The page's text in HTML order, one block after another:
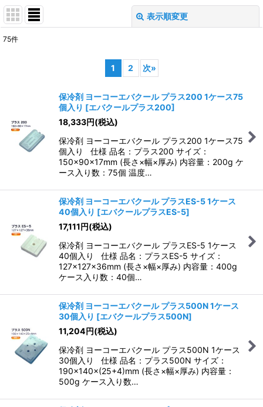
表示順変更
絞り込む
75件
1 2 次»
保冷剤 ヨーコーエバクール プラス200 1ケース75
個入り [エバクールプラス200]
18,333円(税込)
保冷剤 ヨーコーエバクール プラス200 1ケース75
個入り 仕様 品名：プラス200 サイズ：
150×90×17mm (長さ×幅×厚み) 内容量：200g ケ
ース入り数：75個 温度…
保冷剤 ヨーコーエバクール プラスES-5 1ケース
40個入り [エバクールプラスES-5]
17,111円(税込)
保冷剤 ヨーコーエバクール プラスES-5 1ケース
40個入り 仕様 品名：プラスES-5 サイズ：
127×127×36mm (長さ×幅×厚み) 内容量：400g
ケース入り数：40個…
保冷剤 ヨーコーエバクール プラス500N 1ケース
30個入り [エバクールプラス500N]
11,204円(税込)
保冷剤 ヨーコーエバクール プラス500N 1ケース
30個入り 仕様 品名：プラス500N サイズ：
190×140×(25+4)mm (長さ×幅×厚み) 内容量：
500g ケース入り数…